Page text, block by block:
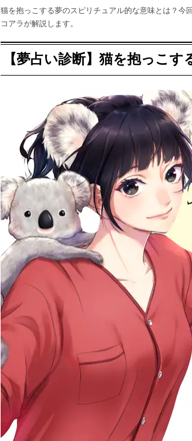
猫を抱っこする夢のスピリチュアル的な意味とは？
コアラが解説します。
【夢占い診断】猫を抱っこす